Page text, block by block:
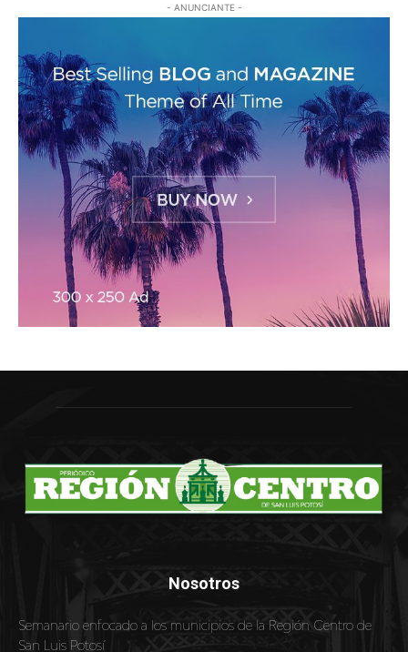
Nosotros
Semanario enfocado a los municipios de la Región Centro de
San Luis Potosí